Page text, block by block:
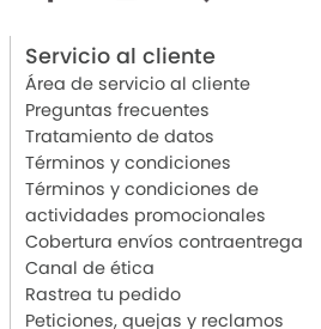
Servicio al cliente
Área de servicio al cliente
Preguntas frecuentes
Tratamiento de datos
Términos y condiciones
Términos y condiciones de
actividades promocionales
Cobertura envíos contraentrega
Canal de ética
Rastrea tu pedido
Peticiones, quejas y reclamos